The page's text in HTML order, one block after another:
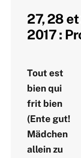
27, 28
2017 :
Tout est
bien qui
frit bien
(Ente gut!
Mädchen
allein zu